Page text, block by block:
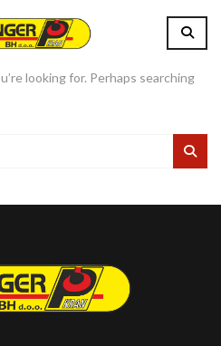
looking for. Perhaps searching